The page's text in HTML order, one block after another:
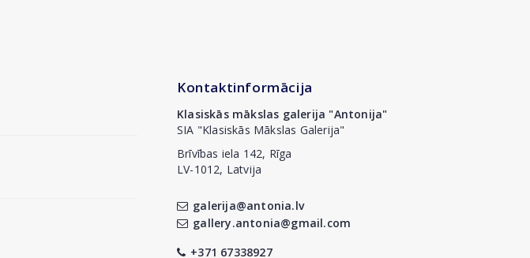
Kontaktinformācija
Klasiskās mākslas galerija "Antonija"
SIA "Klasiskās Mākslas Galerija"
Brīvības iela 142, Rīga
LV-1012, Latvija
galerija@antonia.lv
gallery.antonia@gmail.com
+371 67338927